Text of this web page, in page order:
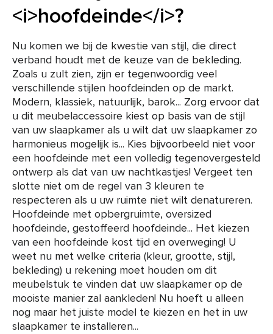
<i>hoofdeinde</i>?
Nu komen we bij de kwestie van stijl, die direct
verband houdt met de keuze van de bekleding.
Zoals u zult zien, zijn er tegenwoordig veel
verschillende stijlen hoofdeinden op de markt.
Modern, klassiek, natuurlijk, barok... Zorg ervoor dat
u dit meubelaccessoire kiest op basis van de stijl
van uw slaapkamer als u wilt dat uw slaapkamer zo
harmonieus mogelijk is... Kies bijvoorbeeld niet voor
een hoofdeinde met een volledig tegenovergesteld
ontwerp als dat van uw nachtkastjes! Vergeet ten
slotte niet om de regel van 3 kleuren te
respecteren als u uw ruimte niet wilt denatureren.
Hoofdeinde met opbergruimte, oversized
hoofdeinde, gestoffeerd hoofdeinde... Het kiezen
van een hoofdeinde kost tijd en overweging! U
weet nu met welke criteria (kleur, grootte, stijl,
bekleding) u rekening moet houden om dit
meubelstuk te vinden dat uw slaapkamer op de
mooiste manier zal aankleden! Nu hoeft u alleen
nog maar het juiste model te kiezen en het in uw
slaapkamer te installeren...